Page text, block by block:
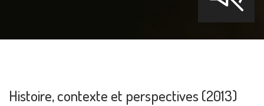
Histoire, contexte et perspectives (2013)